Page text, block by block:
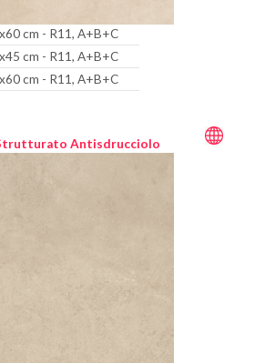
cm - R11, A+B+C
cm - R11, A+B+C
cm - R11, A+B+C
Antisdrucciolo